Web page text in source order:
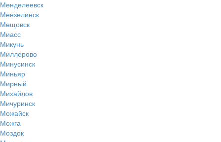
Менделеевск
Мензелинск
Мещовск
Миасс
Микунь
Миллерово
Минусинск
Миньяр
Мирный
Михайлов
Мичуринск
Можайск
Можга
Моздок